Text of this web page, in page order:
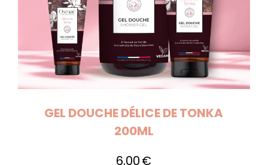
GEL DOUCHE DÉLICE DE TONKA
200ML
6,00€